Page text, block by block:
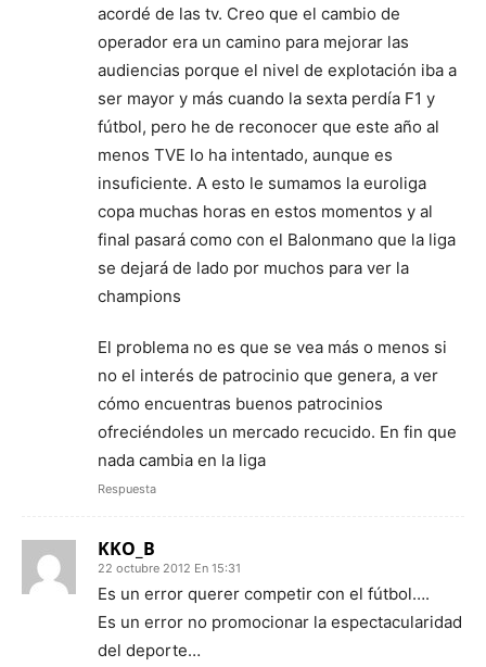
acordé de las tv. Creo que el cambio de
operador era un camino para mejorar las
audiencias porque el nivel de explotación iba a
ser mayor y más cuando la sexta perdía F1 y
fútbol, pero he de reconocer que este año al
menos TVE lo ha intentado, aunque es
insuficiente. A esto le sumamos la euroliga
copa muchas horas en estos momentos y al
final pasará como con el Balonmano que la liga
se dejará de lado por muchos para ver la
champions
El problema no es que se vea más o menos si
no el interés de patrocinio que genera, a ver
cómo encuentras buenos patrocinios
ofreciéndoles un mercado recucido. En fin que
nada cambia en la liga
Respuesta
KKO_B
22 octubre 2012 En 15:31
Es un error querer competir con el fútbol….
Es un error no promocionar la espectacularidad
del deporte…